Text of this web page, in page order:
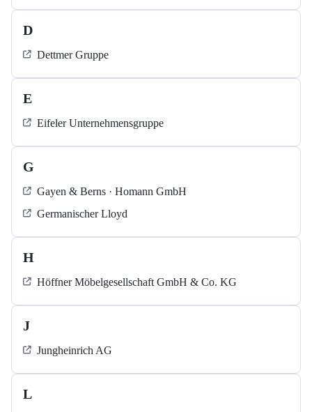
D
Dettmer Gruppe
E
Eifeler Unternehmensgruppe
G
Gayen & Berns · Homann GmbH
Germanischer Lloyd
H
Höffner Möbelgesellschaft GmbH & Co. KG
J
Jungheinrich AG
L